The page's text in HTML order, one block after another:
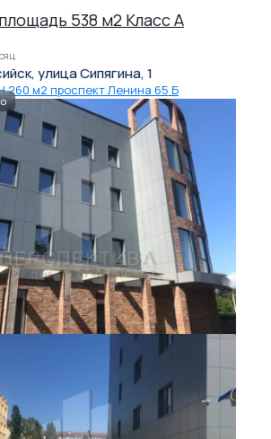
538 м2 Класс A
улица Сипягина, 1